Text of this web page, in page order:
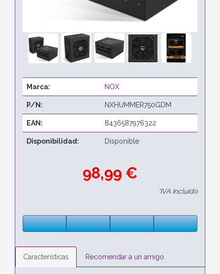
Marca: NOX
P/N: NXHUMMER750GDM
EAN: 8436587976322
Disponibilidad: Disponible
98,99 €
*IVA Incluido
Características Recomendar a un amigo